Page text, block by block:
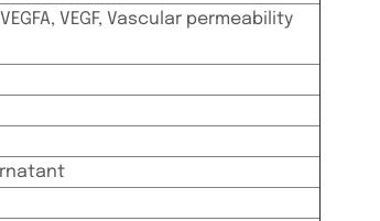
VEGF, Vascular permeability